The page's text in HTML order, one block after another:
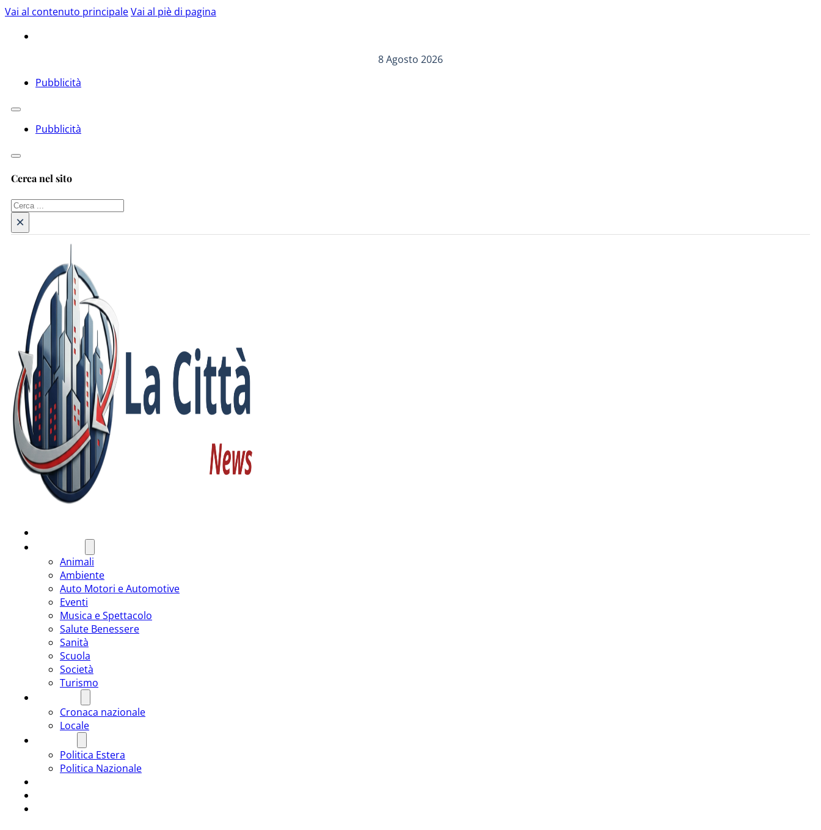
Vai al contenuto principaleVai al piè di pagina
8 Agosto 2026
Pubblicità
Pubblicità
Cerca nel sito
Cerca
×
Animali
Ambiente
Auto Motori e Automotive
Eventi
Musica e Spettacolo
Salute Benessere
Sanità
Scuola
Società
Turismo
Cronaca nazionale
Locale
Politica Estera
Politica Nazionale